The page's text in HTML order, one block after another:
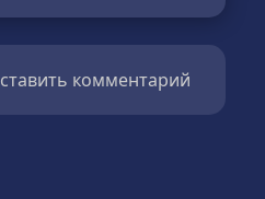
комментарий